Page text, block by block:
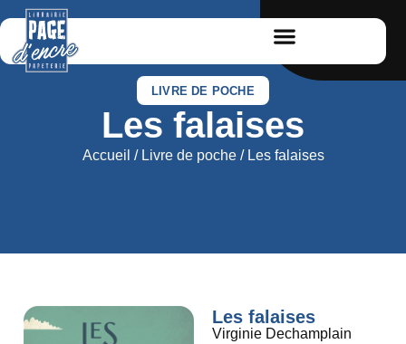
LIVRE DE POCHE
Les falaises
Accueil / Livre de poche/ Les falaises
Les falaises
Virginie Dechamplain